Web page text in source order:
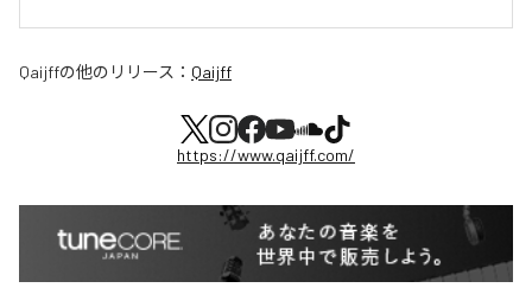
Qaijffの他のリリース： Qaijff
https://www.qaijff.com/